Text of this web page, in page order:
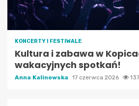
KONCERTY I FESTIWALE
Kultura i zabawa w
wakacyjnych spotkań!
Anna Kalinowska 17 czerwca 2026 137